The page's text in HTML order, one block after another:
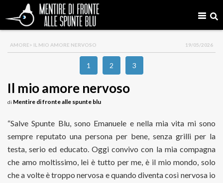
AMORE> IL MIO AMORE NERVOSO 19/05/2026
1 2 3
Il mio amore nervoso
di Mentire di fronte alle spunte blu
“Salve Spunte Blu, sono Emanuele e nella mia vita mi sono
sempre reputato una persona per bene, senza grilli per la
testa, serio ed educato. Oggi convivo con la mia compagna
che amo moltissimo, lei è tutto per me, è il mio mondo, solo
che a volte è troppo nervosa e quando diventa così nervosa io